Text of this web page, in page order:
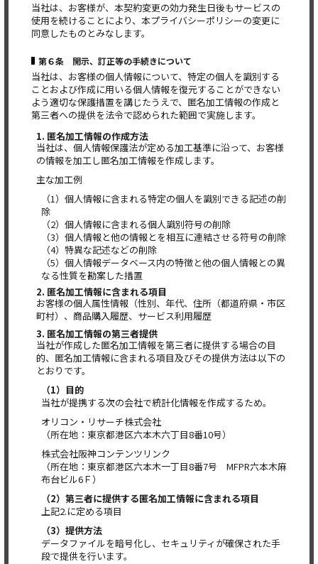
当社は、お客様が、本契約変更の効力発生日後もサービスの
使用を続けることにより、本プライバシーポリシーの変更に
同意したものとみなします。
第６条 開示、訂正等の手続きについて
当社は、お客様の個人情報について、特定の個人を識別する
ことおよび作成に用いる個人情報を復元することができない
よう適切な保護措置を講じたうえで、匿名加工情報の作成と
第三者への提供を法令で認められた範囲で実施します。
1. 匿名加工情報の作成方法
当社は、個人情報保護法が定める加工基準に沿って、お客様
の情報を加工し匿名加工情報を作成します。
主な加工例
（1）個人情報に含まれる特定の個人を識別できる記述の削
除
（2）個人情報に含まれる個人識別符号の削除
（3）個人情報と他の情報とを相互に連結させる符号の削除
（4）特異な記述などの削除
（5）個人情報データベース内の特徴と他の個人情報との異
なる性質を勘案した措置
2. 匿名加工情報に含まれる項目
お客様の個人属性情報（性別、年代、住所（都道府県・市区
町村）、商品購入履歴、サービス利用履歴
3. 匿名加工情報の第三者提供
当社が作成した匿名加工情報を第三者に提供する場合の目
的、匿名加工情報に含まれる項目及びその提供方法は以下の
とおりです。
（1）目的
当社が提携する次の会社で統計化情報を作成するため。
オリコン・リサーチ株式会社
（所在地：東京都港区六本木六丁目8番10号）
株式会社阪神コンテンツリンク
（所在地：東京都港区六本木一丁目8番7号 MFPR六本木麻
布台ビル6Ｆ）
（2）第三者に提供する匿名加工情報に含まれる項目
上記2.に定める項目
（3）提供方法
データファイルを暗号化し、セキュリティが確保された手
段で提供を行います。